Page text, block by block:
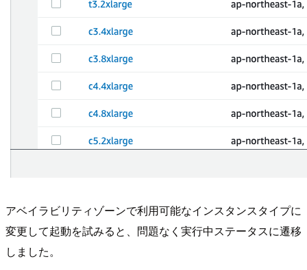
アベイラビリティゾーンで利用可能なインスタンスタイプに
変更して起動を試みると、問題なく実行中ステータスに遷移
しました。